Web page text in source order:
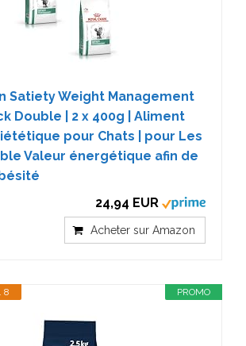
Satiety Weight Management
Double | 2 x 400g | Aliment
pour Chats | pour Les
Valeur énergétique afin de
24,94 EUR
Acheter sur Amazon
PROMO
8